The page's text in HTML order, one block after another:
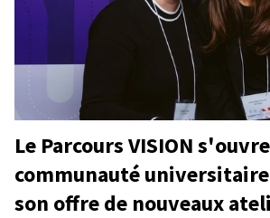
Le Parcours VISION
communauté
son offre de nouveaux